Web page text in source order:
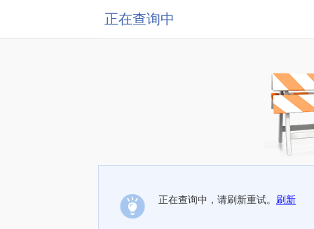
正在查询中
正在查询中，请刷新重试。 刷新